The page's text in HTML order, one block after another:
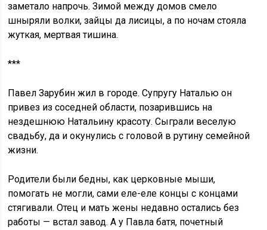
заметало напрочь. Зимой между домов смело
шныряли волки, зайцы да лисицы, а по ночам стояла
жуткая, мертвая тишина.
***
Павел Зарубин жил в городе. Супругу Наталью он
привез из соседней области, позарившись на
нездешнюю Натальину красоту. Сыграли веселую
свадьбу, да и окунулись с головой в рутину семейной
жизни.
Родители были бедны, как церковные мыши,
помогать не могли, сами еле-еле концы с концами
стягивали. Отец и мать жены недавно остались без
работы — встал завод. А у Павла батя, почетный